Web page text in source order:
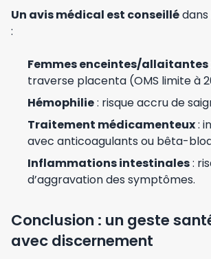
Un avis médical est conseillédans
:
Femmes enceintes/allaitantes
traverse placenta (OMS limite à
Hémophilie: risque accru de
Traitement médicamenteux:
avec anticoagulants ou bêta-
Inflammations intestinales:
d’aggravation des symptômes.
Conclusion : un geste
avec discernement